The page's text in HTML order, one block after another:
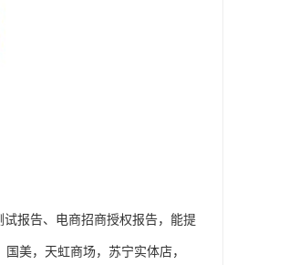
报告、电商招商授权报告，能提
美，天虹商场，苏宁实体店，